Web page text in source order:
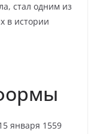
стал одним из
в истории
января 1559